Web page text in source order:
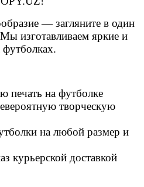
— загляните в один
изготавливаем яркие и
печать на футболке
творческую
на любой размер и
курьерской доставкой